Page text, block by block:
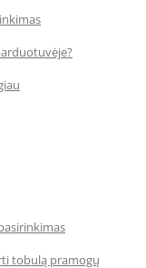
tobulą pramogų